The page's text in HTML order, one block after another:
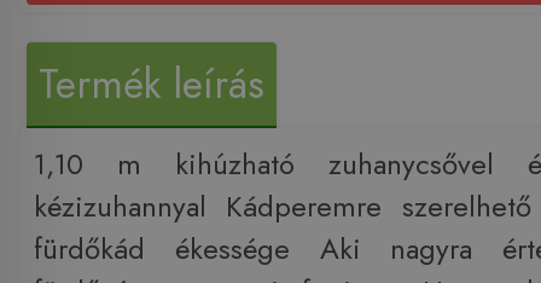
Termék leírás
1,10 m kihúzható zuhanycsővel
kézizuhannyal Kádperemre
fürdőkád ékessége Aki nagyra